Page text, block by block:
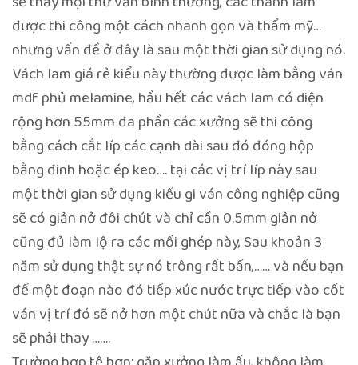
được thi công một cách nhanh gọn và thẩm mỹ…
nhưng vấn đề ở đây là sau một thời gian sử dụng nó.
Vách lam giá rẻ kiểu này thường được làm bằng ván
mdf phủ melamine, hầu hết các vách lam có diện
rộng hơn 55mm đa phần các xưởng sẽ thi công
bằng cách cắt líp các cạnh dài sau đó đóng hộp
bằng đinh hoặc ép keo…. tại các vị trí líp này sau
một thời gian sử dụng kiểu gi ván công nghiệp cũng
sẽ có giản nở đôi chút và chỉ cần 0.5mm giản nở
cũng đủ làm lộ ra các mối ghép này, Sau khoản 3
năm sử dụng thật sự nó trông rất bẩn,…… và nếu bạn
để một đoạn nào đó tiếp xúc nước trực tiếp vào cốt
ván vị trí đó sẽ nở hơn một chút nữa và chắc là bạn
sẽ phải thay …….